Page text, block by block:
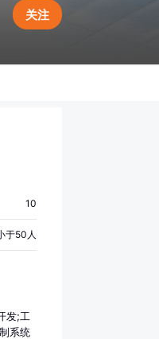
关注
10
于50人
发;工
系统